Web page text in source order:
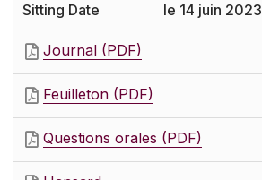
le 14 juin 2023
Journal (PDF)
Feuilleton (PDF)
Questions orales (PDF)